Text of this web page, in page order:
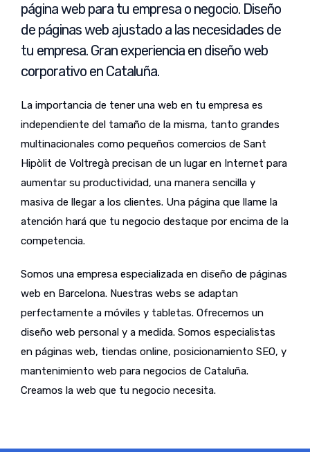
página web para tu empresa o negocio. Diseño
de páginas web ajustado a las necesidades de
tu empresa. Gran experiencia en diseño web
corporativo en Cataluña.
La importancia de tener una web en tu empresa es
independiente del tamaño de la misma, tanto grandes
multinacionales como pequeños comercios de Sant
Hipòlit de Voltregà precisan de un lugar en Internet para
aumentar su productividad, una manera sencilla y
masiva de llegar a los clientes. Una página que llame la
atención hará que tu negocio destaque por encima de la
competencia.
Somos una empresa especializada en diseño de páginas
web en Barcelona. Nuestras webs se adaptan
perfectamente a móviles y tabletas. Ofrecemos un
diseño web personal y a medida. Somos especialistas
en páginas web, tiendas online, posicionamiento SEO, y
mantenimiento web para negocios de Cataluña.
Creamos la web que tu negocio necesita.